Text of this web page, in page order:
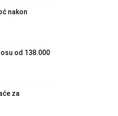
nakon
od 138.000
za